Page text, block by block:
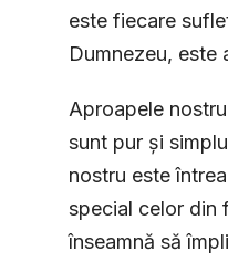
este fiecare
Dumnezeu, este
Aproapele
sunt pur și
nostru este
special celor din
înseamnă să